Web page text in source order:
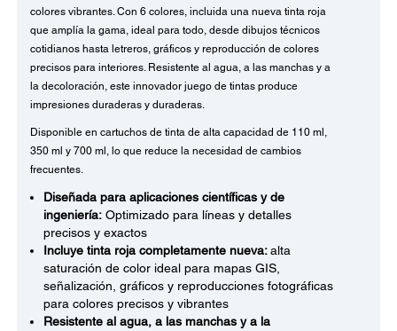
colores vibrantes. Con 6 colores, incluida una nueva tinta roja
que amplía la gama, ideal para todo, desde dibujos técnicos
cotidianos hasta letreros, gráficos y reproducción de colores
precisos para interiores. Resistente al agua, a las manchas y a
la decoloración, este innovador juego de tintas produce
impresiones duraderas y duraderas.
Disponible en cartuchos de tinta de alta capacidad de 110 ml,
350 ml y 700 ml, lo que reduce la necesidad de cambios
frecuentes.
Diseñada para aplicaciones científicas y de
ingeniería: Optimizado para líneas y detalles
precisos y exactos
Incluye tinta roja completamente nueva:alta
saturación de color ideal para mapas GIS,
señalización, gráficos y reproducciones fotográficas
para colores precisos y vibrantes
Resistente al agua, a las manchas y a la